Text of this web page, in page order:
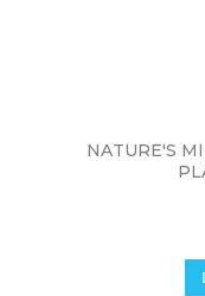
NATURE'S